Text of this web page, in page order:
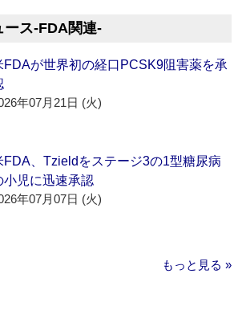
ス‐FDA関連‐
FDAが世界初の経口PCSK9阻害薬を承
年07月21日 (火)
FDA、Tzieldをステージ3の1型糖尿病
小児に迅速承認
年07月07日 (火)
もっと見る »